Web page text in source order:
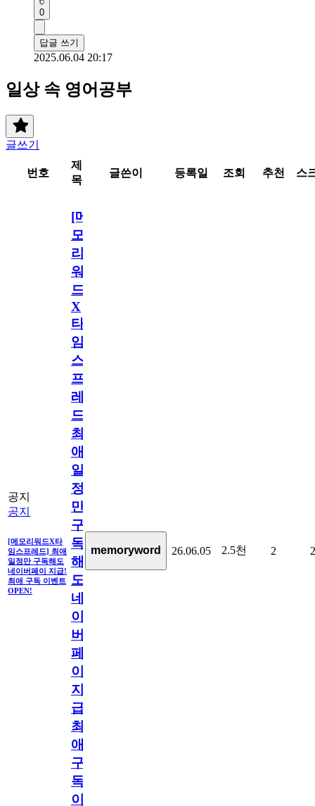
0
답글 쓰기
2025.06.04 20:17
일상 속 영어공부
글쓰기
번호
제
목
글쓴이 등록일 조회 추천 스
공지
공지
[메모리워드X타
임스프레드] 최애
일정만 구독해도
네이버페이 지급!
최애 구독 이벤트
OPEN!
[메
모
리
워
드
X
타
임
스
프
레
드]
최
애
일
정
만
구
독
해
도
네
이
버
페
이
지
급!
최
애
구
독
이
memoryword 26.06.05 2.5천 2 2